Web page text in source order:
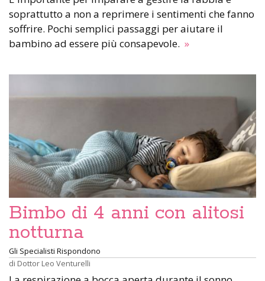
soprattutto a non a reprimere i sentimenti che fanno
soffrire. Pochi semplici passaggi per aiutare il
bambino ad essere più consapevole. »
Bimbo di 4 anni con alitosi
notturna
Gli Specialisti Rispondono
di Dottor Leo Venturelli